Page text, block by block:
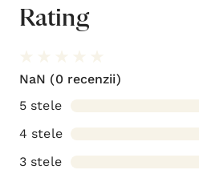
Rating
NaN (0 recenzii)
5 stele
4 stele
3 stele